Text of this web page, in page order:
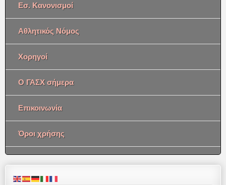
Εσ. Κανονισμοί
Αθλητικός Νόμος
Χορηγοί
Ο ΓΑΣΧ σήμερα
Επικοινωνία
Όροι χρήσης